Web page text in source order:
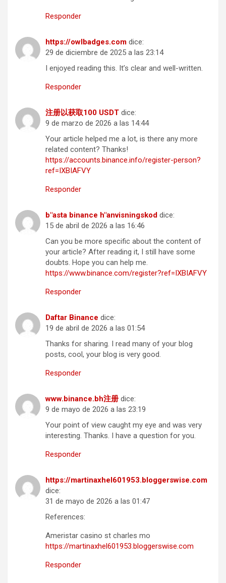
Responder
https://owlbadges.com dice:
29 de diciembre de 2025 a las 23:14
I enjoyed reading this. It’s clear and well-written.
Responder
注册以获取100 USDT dice:
9 de marzo de 2026 a las 14:44
Your article helped me a lot, is there any more
related content? Thanks!
https://accounts.binance.info/register-person?
ref=IXBIAFVY
Responder
b"asta binance h"anvisningskod dice:
15 de abril de 2026 a las 16:46
Can you be more specific about the content of
your article? After reading it, I still have some
doubts. Hope you can help me.
https://www.binance.com/register?ref=IXBIAFVY
Responder
Daftar Binance dice:
19 de abril de 2026 a las 01:54
Thanks for sharing. I read many of your blog
posts, cool, your blog is very good.
Responder
www.binance.bh注册 dice:
9 de mayo de 2026 a las 23:19
Your point of view caught my eye and was very
interesting. Thanks. I have a question for you.
Responder
https://martinaxhel601953.bloggerswise.com
dice:
31 de mayo de 2026 a las 01:47
References:
Ameristar casino st charles mo
https://martinaxhel601953.bloggerswise.com
Responder